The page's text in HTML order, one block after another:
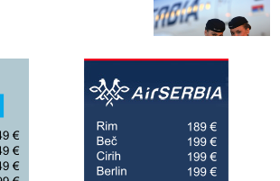
Air Serbia ponovo leti